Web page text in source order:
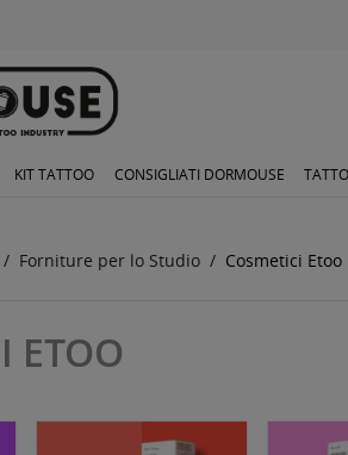
KIT TATTOO CONSIGLIATI DORMOUSE
Forniture per lo Studio Cosmetici Etoo
ETOO